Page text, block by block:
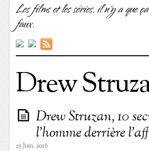
Les films et les séries, il n'y a que
faux.
Drew
Drew Struzan, 10
l’homme derrière
25 Juin. 2016